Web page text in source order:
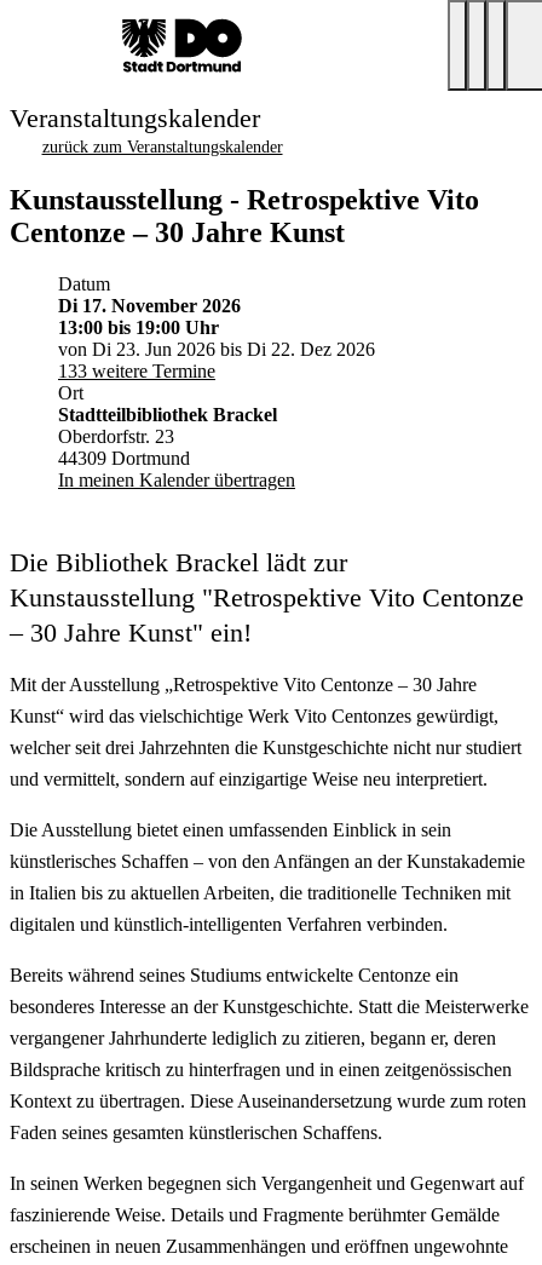
Veranstaltungskalender
zurück zum Veranstaltungskalender
Kunstausstellung - Retrospektive Vito
Centonze – 30 Jahre Kunst
Datum
Di 17. November 2026
13:00 bis 19:00 Uhr
von Di 23. Jun 2026 bis Di 22. Dez 2026
133 weitere Termine
Ort
Stadtteilbibliothek Brackel
Oberdorfstr. 23
44309 Dortmund
In meinen Kalender übertragen
Die Bibliothek Brackel lädt zur
Kunstausstellung "Retrospektive Vito Centonze
– 30 Jahre Kunst" ein!
Mit der Ausstellung „Retrospektive Vito Centonze – 30 Jahre
Kunst“ wird das vielschichtige Werk Vito Centonzes gewürdigt,
welcher seit drei Jahrzehnten die Kunstgeschichte nicht nur studiert
und vermittelt, sondern auf einzigartige Weise neu interpretiert.
Die Ausstellung bietet einen umfassenden Einblick in sein
künstlerisches Schaffen – von den Anfängen an der Kunstakademie
in Italien bis zu aktuellen Arbeiten, die traditionelle Techniken mit
digitalen und künstlich-intelligenten Verfahren verbinden.
Bereits während seines Studiums entwickelte Centonze ein
besonderes Interesse an der Kunstgeschichte. Statt die Meisterwerke
vergangener Jahrhunderte lediglich zu zitieren, begann er, deren
Bildsprache kritisch zu hinterfragen und in einen zeitgenössischen
Kontext zu übertragen. Diese Auseinandersetzung wurde zum roten
Faden seines gesamten künstlerischen Schaffens.
In seinen Werken begegnen sich Vergangenheit und Gegenwart auf
faszinierende Weise. Details und Fragmente berühmter Gemälde
erscheinen in neuen Zusammenhängen und eröffnen ungewohnte